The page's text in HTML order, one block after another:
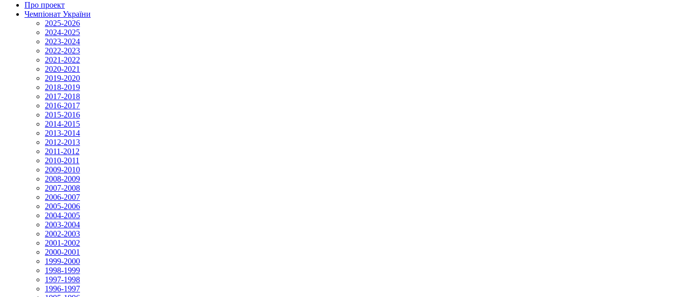
Про проект
Чемпіонат України
2025-2026
2024-2025
2023-2024
2022-2023
2021-2022
2020-2021
2019-2020
2018-2019
2017-2018
2016-2017
2015-2016
2014-2015
2013-2014
2012-2013
2011-2012
2010-2011
2009-2010
2008-2009
2007-2008
2006-2007
2005-2006
2004-2005
2003-2004
2002-2003
2001-2002
2000-2001
1999-2000
1998-1999
1997-1998
1996-1997